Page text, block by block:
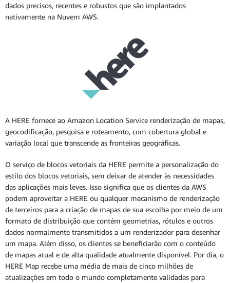
dados precisos, recentes e robustos que são implantados
nativamente na Nuvem AWS.
A HERE fornece ao Amazon Location Service renderização de mapas,
geocodificação, pesquisa e roteamento, com cobertura global e
variação local que transcende as fronteiras geográficas.
O serviço de blocos vetoriais da HERE permite a personalização do
estilo dos blocos vetoriais, sem deixar de atender às necessidades
das aplicações mais leves. Isso significa que os clientes da AWS
podem aproveitar a HERE ou qualquer mecanismo de renderização
de terceiros para a criação de mapas de sua escolha por meio de um
formato de distribuição que contém geometrias, rótulos e outros
dados normalmente transmitidos a um renderizador para desenhar
um mapa. Além disso, os clientes se beneficiarão com o conteúdo
de mapas atual e de alta qualidade atualmente disponível. Por dia, o
HERE Map recebe uma média de mais de cinco milhões de
atualizações em todo o mundo completamente validadas para